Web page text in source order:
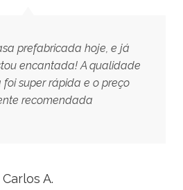
prefabricada hoje, e já
encantada! A qualidade
super rápida e o preço
recomendada
Carlos A.